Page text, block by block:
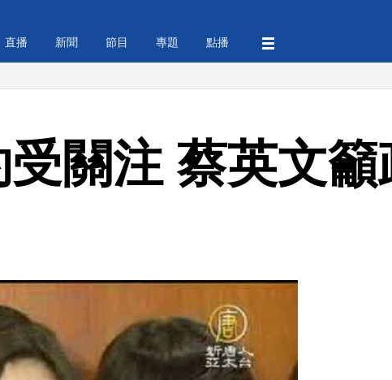
直播 新聞 節目 專題 點播
關注 蔡英文